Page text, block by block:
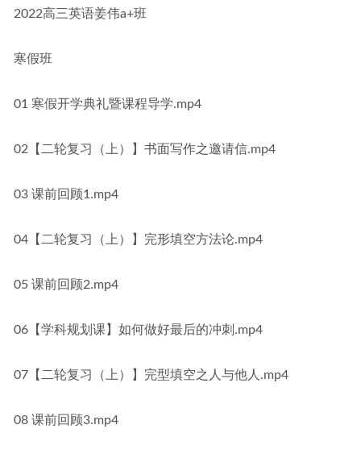
2022高三英语姜伟a+班
寒假班
01 寒假开学典礼暨课程导学.mp4
02【二轮复习（上）】书面写作之邀请信.mp4
03 课前回顾1.mp4
04【二轮复习（上）】完形填空方法论.mp4
05 课前回顾2.mp4
06【学科规划课】如何做好最后的冲刺.mp4
07【二轮复习（上）】完型填空之人与他人.mp4
08 课前回顾3.mp4